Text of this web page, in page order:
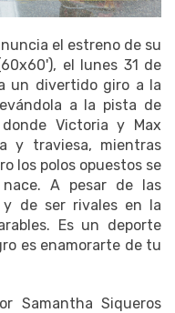
el estreno de su
el lunes 31 de
un divertido giro a la
a la pista de
Victoria y Max
y traviesa, mientras
los polos opuestos se
A pesar de las
de ser rivales en la
Es un deporte
es enamorarte de tu
Samantha Siqueros